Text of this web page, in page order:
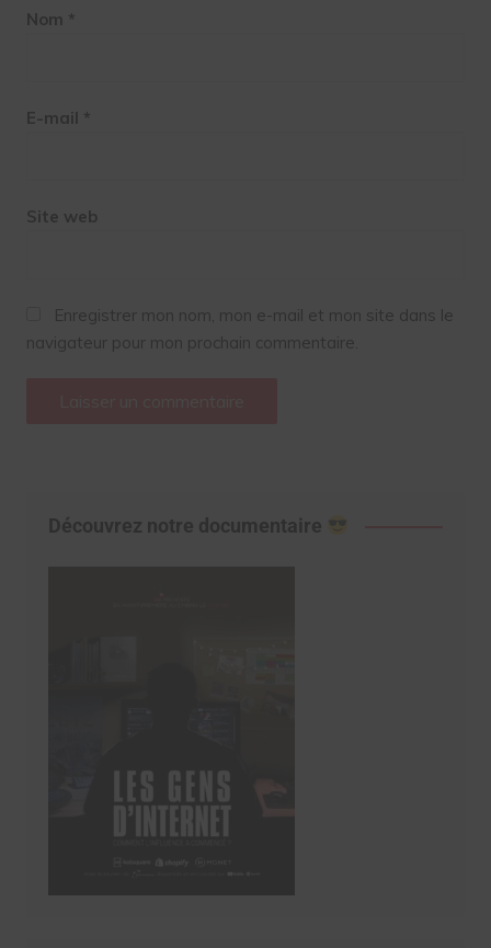
Nom *
E-mail *
Site web
Enregistrer mon nom, mon e-mail et mon site dans le
navigateur pour mon prochain commentaire.
Découvrez notre documentaire